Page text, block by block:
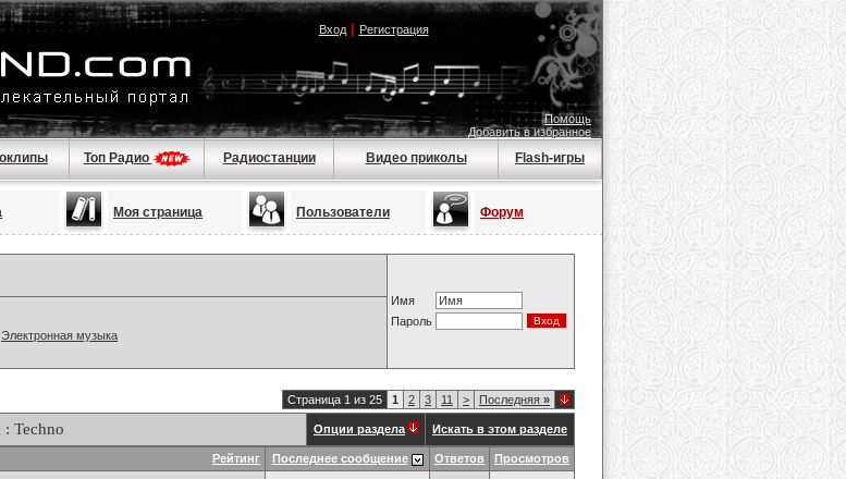
Вход| Регистрация
Помощь
Добавить в избранное
Топ Радио Радиостанции Видео приколы Flash-игры
Моя страница Пользователи Форум
Имя
Пароль
Электронная музыка
Страница 1 из 25 1 2 3 11 > Последняя »
: Techno Опции раздела Искать в этом разделе
Рейтинг Последнее сообщение Ответов Просмотров